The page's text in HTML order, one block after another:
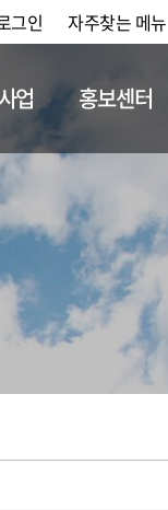
그인 자주찾는 메뉴
업 홍보센터